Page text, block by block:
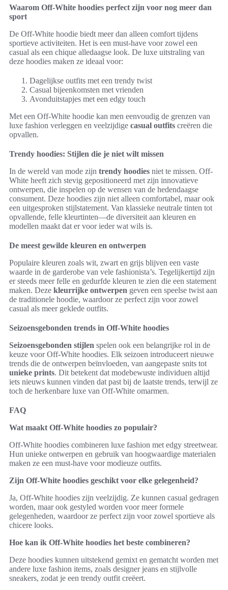
Waarom Off-White hoodies perfect zijn voor nog meer dan
sport
De Off-White hoodie biedt meer dan alleen comfort tijdens
sportieve activiteiten. Het is een must-have voor zowel een
casual als een chique alledaagse look. De luxe uitstraling van
deze hoodies maken ze ideaal voor:
Dagelijkse outfits met een trendy twist
Casual bijeenkomsten met vrienden
Avonduitstapjes met een edgy touch
Met een Off-White hoodie kan men eenvoudig de grenzen van
luxe fashion verleggen en veelzijdige casual outfits creëren die
opvallen.
Trendy hoodies: Stijlen die je niet wilt missen
In de wereld van mode zijn trendy hoodies niet te missen. Off-
White heeft zich stevig gepositioneerd met zijn innovatieve
ontwerpen, die inspelen op de wensen van de hedendaagse
consument. Deze hoodies zijn niet alleen comfortabel, maar ook
een uitgesproken stijlstatement. Van klassieke neutrale tinten tot
opvallende, felle kleurtinten—de diversiteit aan kleuren en
modellen maakt dat er voor ieder wat wils is.
De meest gewilde kleuren en ontwerpen
Populaire kleuren zoals wit, zwart en grijs blijven een vaste
waarde in de garderobe van vele fashionista’s. Tegelijkertijd zijn
er steeds meer felle en gedurfde kleuren te zien die een statement
maken. Deze kleurrijke ontwerpen geven een speelse twist aan
de traditionele hoodie, waardoor ze perfect zijn voor zowel
casual als meer geklede outfits.
Seizoensgebonden trends in Off-White hoodies
Seizoensgebonden stijlen spelen ook een belangrijke rol in de
keuze voor Off-White hoodies. Elk seizoen introduceert nieuwe
trends die de ontwerpen beïnvloeden, van aangepaste snits tot
unieke prints. Dit betekent dat modebewuste individuen altijd
iets nieuws kunnen vinden dat past bij de laatste trends, terwijl ze
toch de herkenbare luxe van Off-White omarmen.
FAQ
Wat maakt Off-White hoodies zo populair?
Off-White hoodies combineren luxe fashion met edgy streetwear.
Hun unieke ontwerpen en gebruik van hoogwaardige materialen
maken ze een must-have voor modieuze outfits.
Zijn Off-White hoodies geschikt voor elke gelegenheid?
Ja, Off-White hoodies zijn veelzijdig. Ze kunnen casual gedragen
worden, maar ook gestyled worden voor meer formele
gelegenheden, waardoor ze perfect zijn voor zowel sportieve als
chicere looks.
Hoe kan ik Off-White hoodies het beste combineren?
Deze hoodies kunnen uitstekend gemixt en gematcht worden met
andere luxe fashion items, zoals designer jeans en stijlvolle
sneakers, zodat je een trendy outfit creëert.